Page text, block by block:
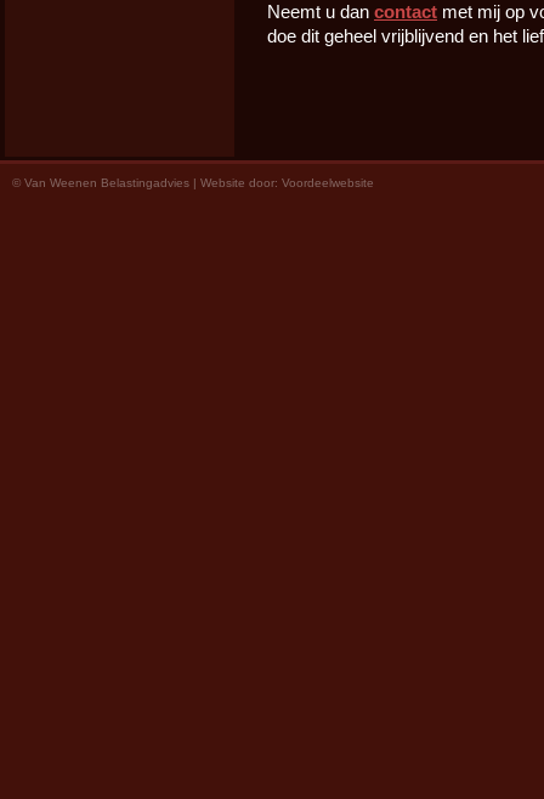
Neemt u dan contact met mij op
doe dit geheel vrijblijvend en het
© Van Weenen Belastingadvies | Website door: Voordeelwebsite